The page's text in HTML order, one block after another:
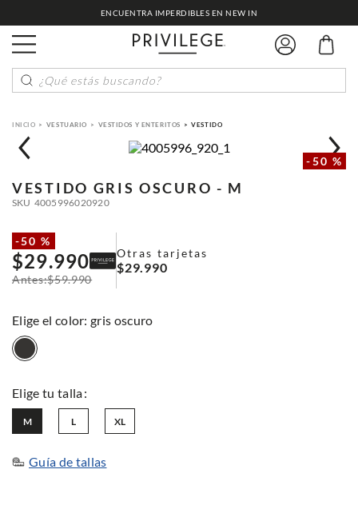
ENCUENTRA IMPERDIBLES EN NEW IN
¿Qué estás buscando?
VESTUARIO VESTIDOS Y ENTERITOS VESTIDO
-50 %
VESTIDO GRIS OSCURO - M
SKU 4005996020920
-50 %
$29.990
$59.990
Otras tarjetas
$29.990
: gris oscuro
L
M XL
Guía de tallas